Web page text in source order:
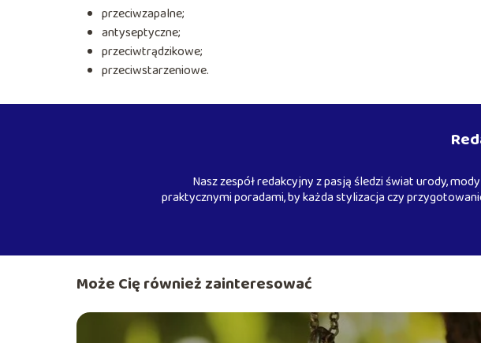
przeciwzapalne;
antyseptyczne;
przeciwtrądzikowe;
przeciwstarzeniowe.
Nasz zespół redakcyjny z pasją śledzi świat urody,
praktycznymi poradami, by każda stylizacja czy
Może Cię również zainteresować